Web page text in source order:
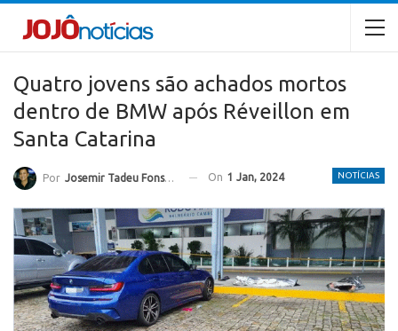
Quatro jovens são achados mortos
dentro de BMW após Réveillon em
Santa Catarina
NOTÍCIAS
Por Josemir Tadeu Fonseca On 1 Jan, 2024